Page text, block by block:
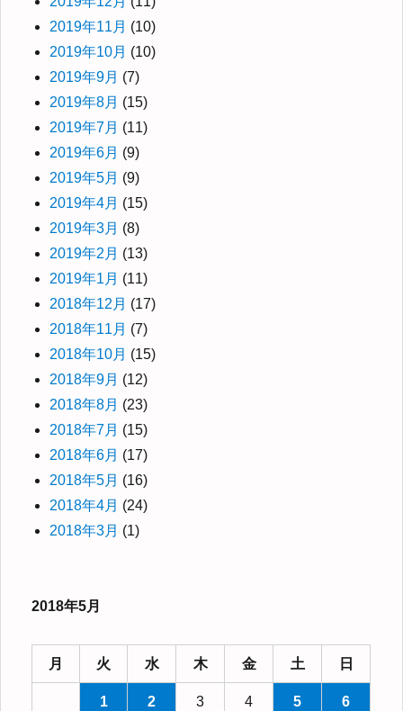
2019年11月 (10)
2019年10月 (10)
2019年9月 (7)
2019年8月 (15)
2019年7月 (11)
2019年6月 (9)
2019年5月 (9)
2019年4月 (15)
2019年3月 (8)
2019年2月 (13)
2019年1月 (11)
2018年12月 (17)
2018年11月 (7)
2018年10月 (15)
2018年9月 (12)
2018年8月 (23)
2018年7月 (15)
2018年6月 (17)
2018年5月 (16)
2018年4月 (24)
2018年3月 (1)
2018年5月
月 火 水 木 金 土 日
1 2 3 4 5 6